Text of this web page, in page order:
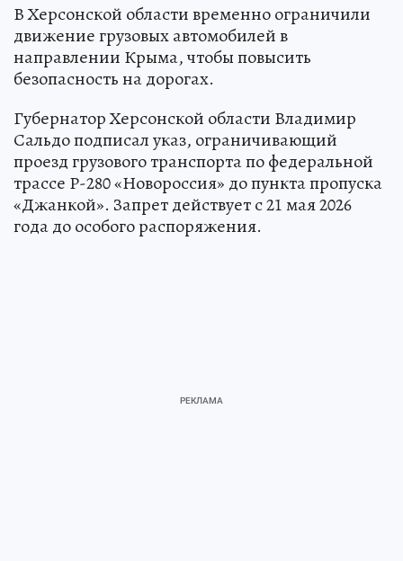
В Херсонской области временно ограничили
движение грузовых автомобилей в
направлении Крыма, чтобы повысить
безопасность на дорогах.
Губернатор Херсонской области Владимир
Сальдо подписал указ, ограничивающий
проезд грузового транспорта по федеральной
трассе Р-280 «Новороссия» до пункта пропуска
«Джанкой». Запрет действует с 21 мая 2026
года до особого распоряжения.